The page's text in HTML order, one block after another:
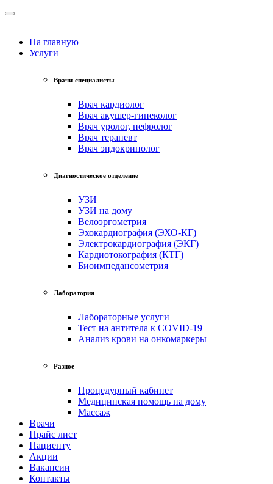
На главную
Услуги
Врачи-специалисты
Врач кардиолог
Врач акушер-гинеколог
Врач уролог, нефролог
Врач терапевт
Врач эндокринолог
Диагностическое отделение
УЗИ
УЗИ на дому
Велоэргометрия
Эхокардиография (ЭХО-КГ)
Электрокардиография (ЭКГ)
Кардиотокография (КТГ)
Биоимпедансометрия
Лаборатория
Лабораторные услуги
Тест на антитела к COVID-19
Анализ крови на онкомаркеры
Разное
Процедурный кабинет
Медицинская помощь на дому
Массаж
Врачи
Прайс лист
Пациенту
Акции
Вакансии
Контакты